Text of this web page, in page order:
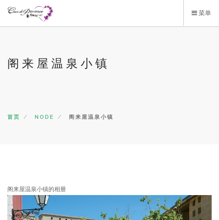
到
菜单
阁来屋温泉小镇
首页 NODE 阁来屋温泉小镇
阁来屋温泉小镇的相册